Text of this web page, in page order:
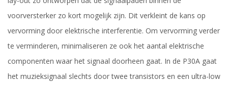
voorversterker zo kort mogelijk zijn. Dit verkleint de kans op
vervorming door elektrische interferentie. Om vervorming verder
te verminderen, minimaliseren ze ook het aantal elektrische
componenten waar het signaal doorheen gaat. In de P30A gaat
het muzieksignaal slechts door twee transistors en een ultra-low